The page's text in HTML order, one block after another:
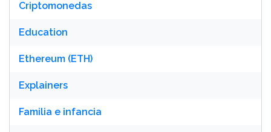
Criptomonedas
Education
Ethereum (ETH)
Explainers
Familia e infancia